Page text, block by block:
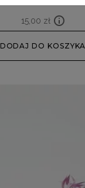
15,00 zł
DODAJ DO KOSZYKA